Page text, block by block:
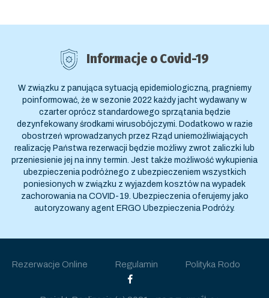
Informacje o Covid-19
W związku z panująca sytuacją epidemiologiczną, pragniemy
poinformować, że w sezonie 2022 każdy jacht wydawany w
czarter oprócz standardowego sprzątania będzie
dezynfekowany środkami wirusobójczymi. Dodatkowo w razie
obostrzeń wprowadzanych przez Rząd uniemożliwiających
realizację Państwa rezerwacji będzie możliwy zwrot zaliczki lub
przeniesienie jej na inny termin. Jest także możliwość wykupienia
ubezpieczenia podróżnego z ubezpieczeniem wszystkich
poniesionych w związku z wyjazdem kosztów na wypadek
zachorowania na COVID-19. Ubezpieczenia oferujemy jako
autoryzowany agent ERGO Ubezpieczenia Podróży.
Rezerwacje Online Regulamin Polityka Rodo